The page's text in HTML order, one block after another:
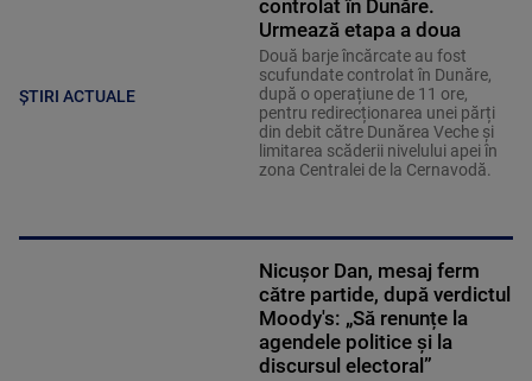
ȘTIRI ACTUALE
controlat în Dunăre.
Urmează etapa a doua
Două barje încărcate au fost
scufundate controlat în Dunăre,
după o operațiune de 11 ore,
pentru redirecționarea unei părți
din debit către Dunărea Veche și
limitarea scăderii nivelului apei în
zona Centralei de la Cernavodă.
Nicușor Dan, mesaj ferm
către partide, după verdictul
Moody's: „Să renunțe la
agendele politice şi la
discursul electoral”